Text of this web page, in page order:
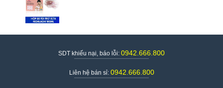
SDT khiếu nại, báo lỗi: 0942.666.800
Liên hệ bán sỉ: 0942.666.800